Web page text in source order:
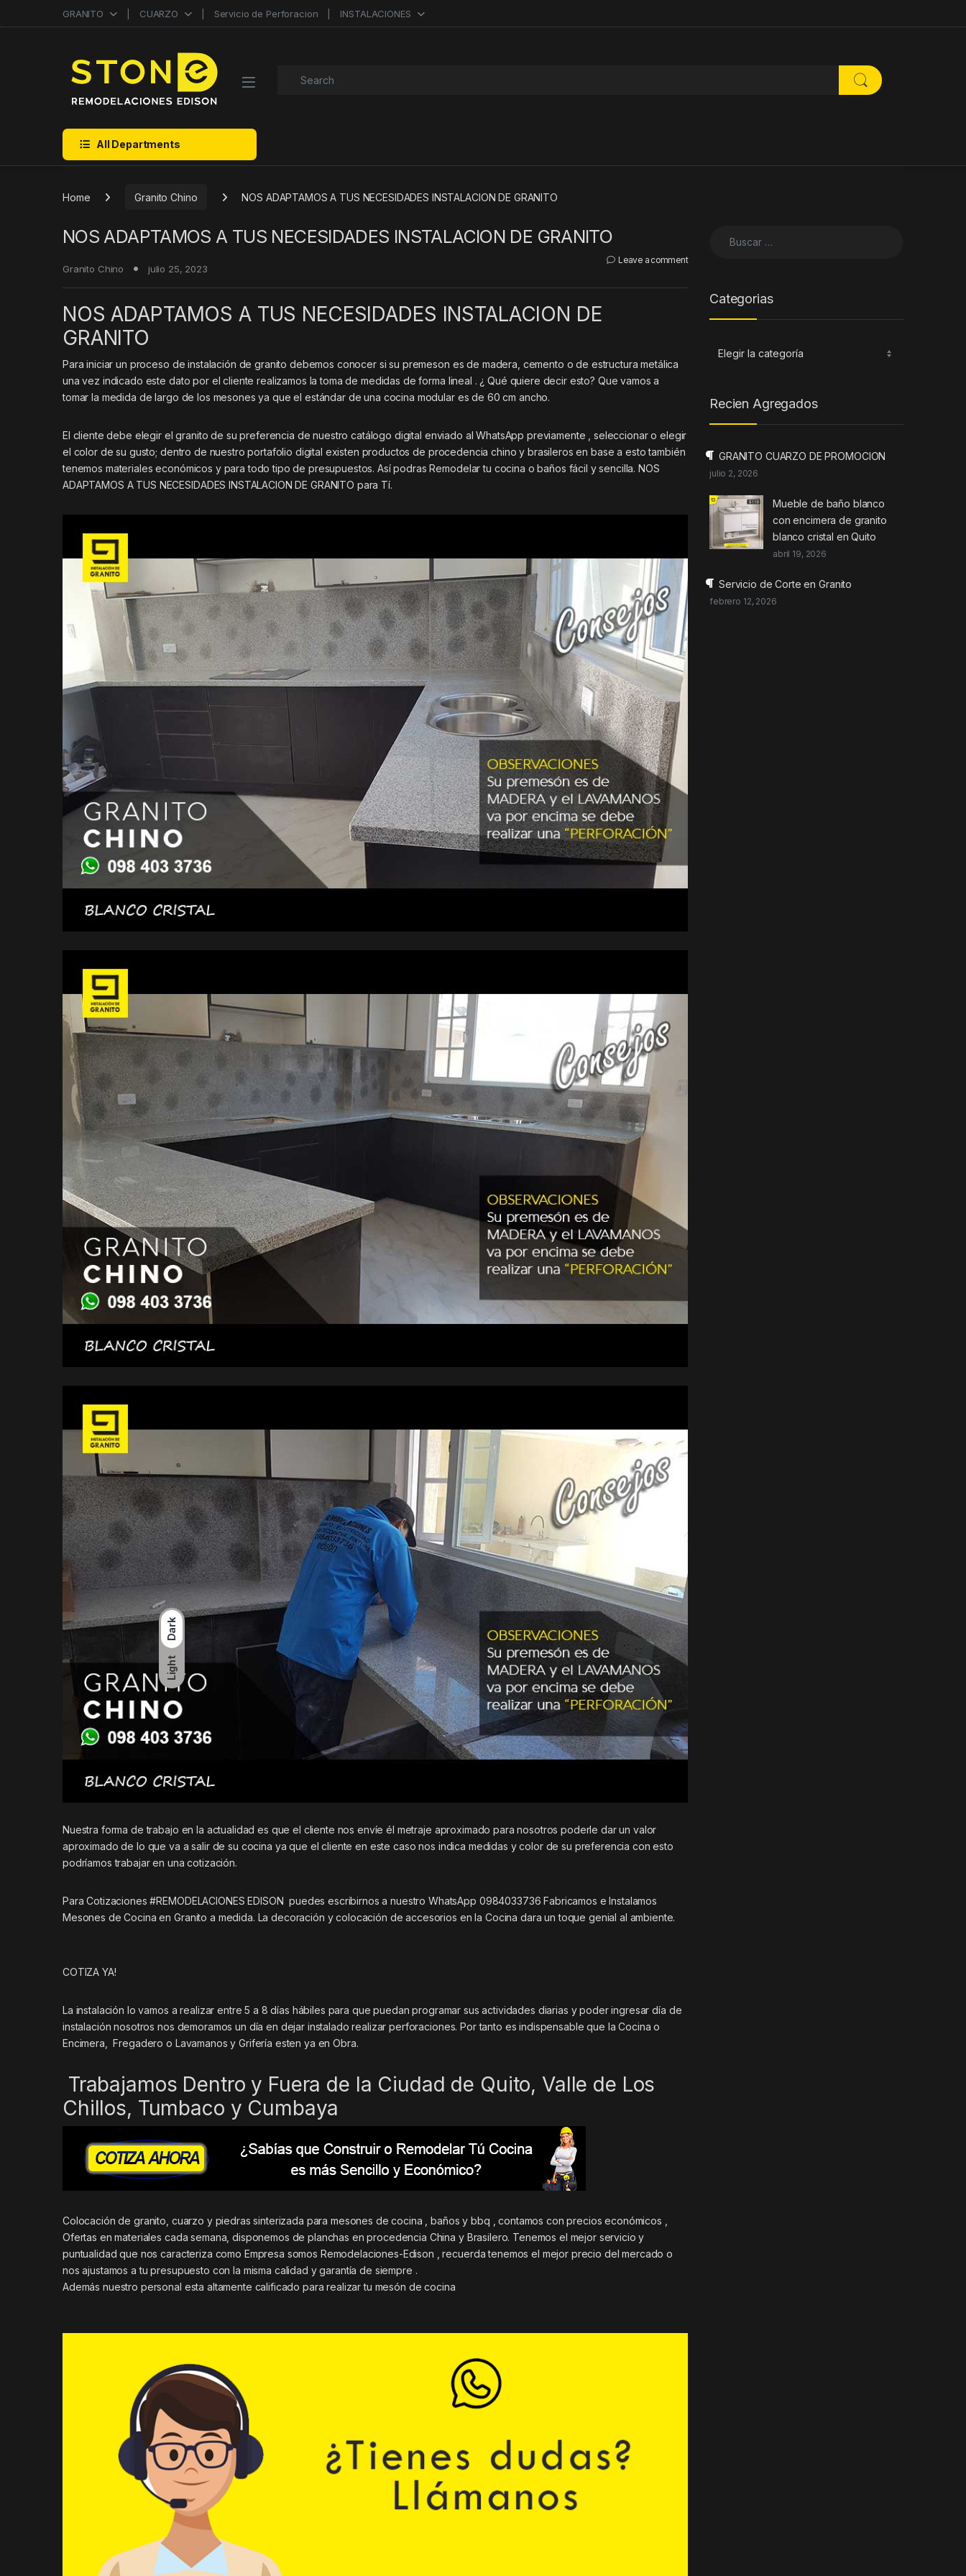
Dark
Light
GRANITO CUARZO Servicio de Perforacion INSTALACIONES
All Departments
Home Granito Chino NOS ADAPTAMOS A TUS NECESIDADES INSTALACION DE GRANITO
NOS ADAPTAMOS A TUS NECESIDADES INSTALACION DE GRANITO
Leave a comment
Granito Chino julio 25, 2023
NOS ADAPTAMOS A TUS NECESIDADES INSTALACION DE
GRANITO
Para iniciar un proceso de instalación de granito debemos conocer si su premeson es de madera, cemento o de estructura metálica
una vez indicado este dato por el cliente realizamos la toma de medidas de forma lineal . ¿ Qué quiere decir esto? Que vamos a
tomar la medida de largo de los mesones ya que el estándar de una cocina modular es de 60 cm ancho.
El cliente debe elegir el granito de su preferencia de nuestro catálogo digital enviado al WhatsApp previamente , seleccionar o elegir
el color de su gusto; dentro de nuestro portafolio digital existen productos de procedencia chino y brasileros en base a esto también
tenemos materiales económicos y para todo tipo de presupuestos. Así podras Remodelar tu cocina o baños fácil y sencilla. NOS
ADAPTAMOS A TUS NECESIDADES INSTALACION DE GRANITO para Tí.
Nuestra forma de trabajo en la actualidad es que el cliente nos envíe él metraje aproximado para nosotros poderle dar un valor
aproximado de lo que va a salir de su cocina ya que el cliente en este caso nos indica medidas y color de su preferencia con esto
podríamos trabajar en una cotización.
Para Cotizaciones #REMODELACIONES EDISON puedes escribirnos a nuestro WhatsApp 0984033736 Fabricamos e Instalamos
Mesones de Cocina en Granito a medida. La decoración y colocación de accesorios en la Cocina dara un toque genial al ambiente.
COTIZA YA!
La instalación lo vamos a realizar entre 5 a 8 días hábiles para que puedan programar sus actividades diarias y poder ingresar día de
instalación nosotros nos demoramos un día en dejar instalado realizar perforaciones. Por tanto es indispensable que la Cocina o
Encimera, Fregadero o Lavamanos y Grifería esten ya en Obra.
Trabajamos Dentro y Fuera de la Ciudad de Quito, Valle de Los
Chillos, Tumbaco y Cumbaya
Colocación de granito, cuarzo y piedras sinterizada para mesones de cocina , baños y bbq , contamos con precios económicos ,
Ofertas en materiales cada semana, disponemos de planchas en procedencia China y Brasilero. Tenemos el mejor servicio y
puntualidad que nos caracteriza como Empresa somos Remodelaciones-Edison , recuerda tenemos el mejor precio del mercado o
nos ajustamos a tu presupuesto con la misma calidad y garantía de siempre .
Además nuestro personal esta altamente calificado para realizar tu mesón de cocina
Categorias
Categorias
Recien Agregados
GRANITO CUARZO DE PROMOCION
julio 2, 2026
Mueble de baño blanco
con encimera de granito
blanco cristal en Quito
abril 19, 2026
Servicio de Corte en Granito
febrero 12, 2026